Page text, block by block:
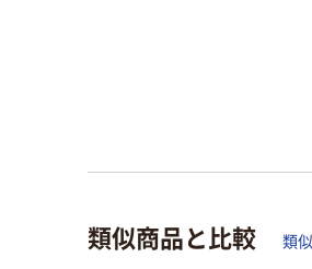
類似商品と比較 類